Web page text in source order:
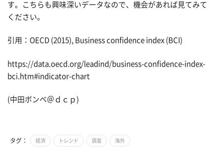
す。こちらも興味深いデータなので、機会があれば見てみて
ください。
引用：OECD (2015), Business confidence index (BCI)
https://data.oecd.org/leadind/business-confidence-index-
bci.htm#indicator-chart
(中田ボンベ＠ｄｃｐ)
タグ： 経済 トレンド 調査 海外